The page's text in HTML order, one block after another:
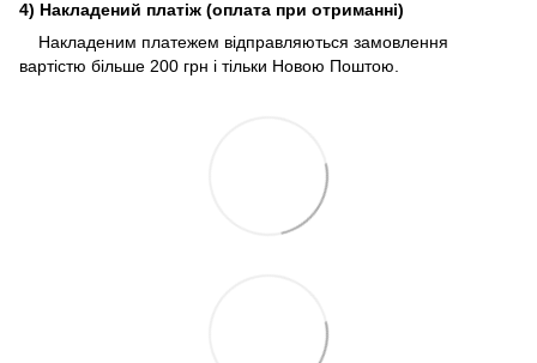
4) Накладений платіж (оплата при отриманні)
Накладеним платежем відправляються замовлення
вартістю більше 200 грн і тільки Новою Поштою.